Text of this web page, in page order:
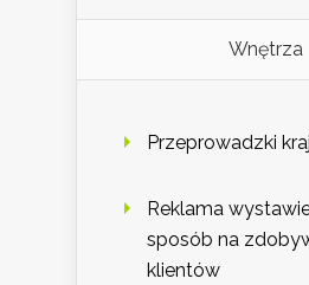
Wnętrza
Przeprowadzki
Reklama
sposób na
klientów